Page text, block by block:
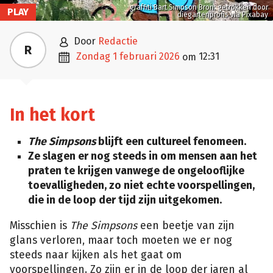
graffiti Bart Simpson Bron: getrokken door
diegartenprofis via Pixabay
PLAY
R  door Redactie
 zondag 1 februari 2026 om 12:31
In het kort
The Simpsonsblijft een cultureel fenomeen.
Ze slagen er nog steeds in om mensen aan het
praten te krijgen vanwege de ongelooflijke
toevalligheden, zo niet echte voorspellingen,
die in de loop der tijd zijn uitgekomen.
Misschien is The Simpsonseen beetje van zijn
glans verloren, maar toch moeten we er nog
steeds naar kijken als het gaat om
voorspellingen. Zo zijn er in de loop der jaren al